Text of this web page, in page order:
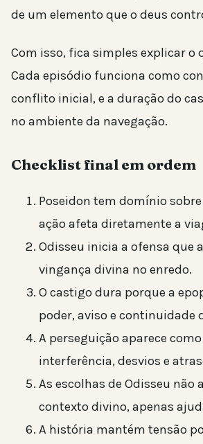
de um elemento que o deus
Com isso, fica simples explicar o
Cada episódio funciona como
conflito inicial, e a duração do
no ambiente da navegação.
Checklist final em ordem
Poseidon tem domínio
ação afeta diretamente a
Odisseu inicia a ofensa que
vingança divina no enredo.
O castigo dura porque a
poder, aviso e continuidade
A perseguição aparece
interferência, desvios e
As escolhas de Odisseu não
contexto divino, apenas
A história mantém tensão